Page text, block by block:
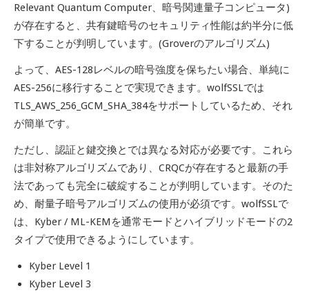
Relevant Quantum Computer、暗号関連量子コンピュータ)
が存在すると、共有鍵暗号のセキュリティ性能は約半分に低
下することが判明しています。(Groverのアルゴリズム)
よって、AES-128レベルの暗号強度を保ちたい場合、単純に
AES-256に移行することで実現できます。wolfSSLでは
TLS_AWS_256_GCM_SHA_384をサポートしているため、それ
が簡単です。
ただし、認証と鍵交換とでは異なる対応が必要です。これら
は非対称アルゴリズムであり、CRQCが存在すると最新の手
法であっても完全に破綻することが判明しています。そのた
め、耐量子暗号アルゴリズムの使用が必須です。wolfSSLで
は、Kyber / ML-KEMを通常モードとハイブリッドモードの2
タイプで使用できるようにしています。
Kyber Level 1
Kyber Level 3